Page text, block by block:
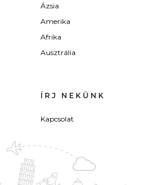
Ázsia
Amerika
Afrika
Ausztrália
ÍRJ NEKÜNK
Kapcsolat